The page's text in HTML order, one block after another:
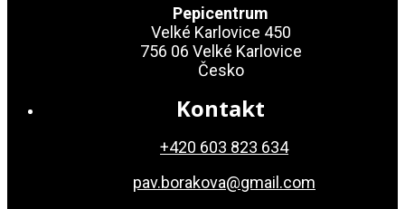
Pepicentrum
Velké Karlovice 450
756 06 Velké Karlovice
Česko
Kontakt
+420 603 823 634
pav.borakova@gmail.com